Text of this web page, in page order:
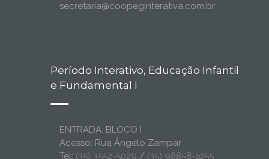
secretaria@coopeginterativa.com.br
Período Interativo, Educação Infantil
e Fundamental I
ENTRADA: BLOCO I
Acesso: Rua Ângelo Zampar
Tel: (35) 3552-5029 / (35) 98858-1055